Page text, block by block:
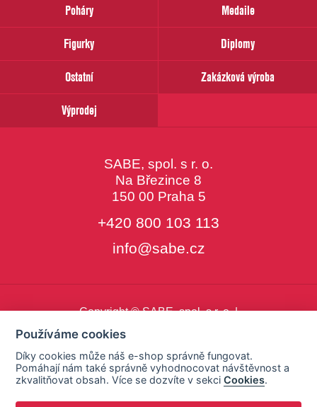
email
Poháry
Medaile
Figurky
Diplomy
Ostatní
Zakázková výroba
Výprodej
SABE, spol. s r. o.
Na Březince 8
150 00 Praha 5
+420 800 103 113
info@sabe.cz
Copyright © SABE, spol. s r. o. |
Používáme cookies
Díky cookies může náš e-shop správně fungovat.
Pomáhají nám také správně vyhodnocovat návštěvnost a
zkvalitňovat obsah. Více se dozvíte v sekciCookies.